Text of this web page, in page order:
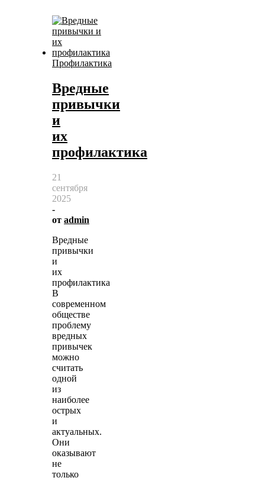
Профилактика
Вредные
привычки
и
их
профилактика
21
сентября
2025
-
от admin
Вредные
привычки
и
их
профилактика
В
современном
обществе
проблему
вредных
привычек
можно
считать
одной
из
наиболее
острых
и
актуальных.
Они
оказывают
не
только